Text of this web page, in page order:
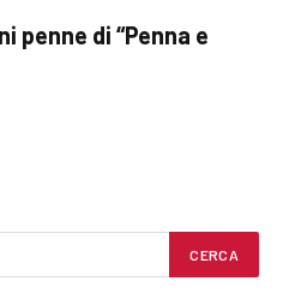
penne di “Penna e